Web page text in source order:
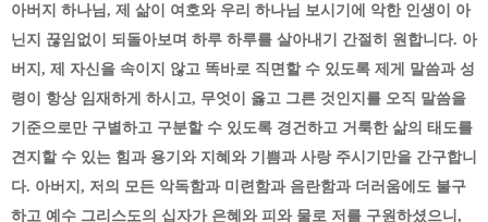
아버지 하나님, 제 삶이 여호와 우리 하나님 보시기에 악한 인생이 아
닌지 끊임없이 되돌아보며 하루 하루를 살아내기 간절히 원합니다. 아
버지, 제 자신을 속이지 않고 똑바로 직면할 수 있도록 제게 말씀과 성
령이 항상 임재하게 하시고, 무엇이 옳고 그른 것인지를 오직 말씀을
기준으로만 구별하고 구분할 수 있도록 경건하고 거룩한 삶의 태도를
견지할 수 있는 힘과 용기와 지혜와 기쁨과 사랑 주시기만을 간구합니
다. 아버지, 저의 모든 악독함과 미련함과 음란함과 더러움에도 불구
하고 예수 그리스도의 십자가 은혜와 피와 물로 저를 구원하셨으니,